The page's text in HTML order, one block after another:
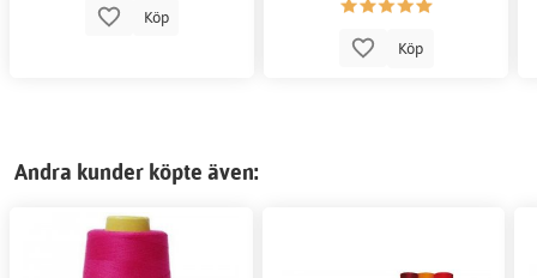
Köp
Köp
Andra kunder köpte även: